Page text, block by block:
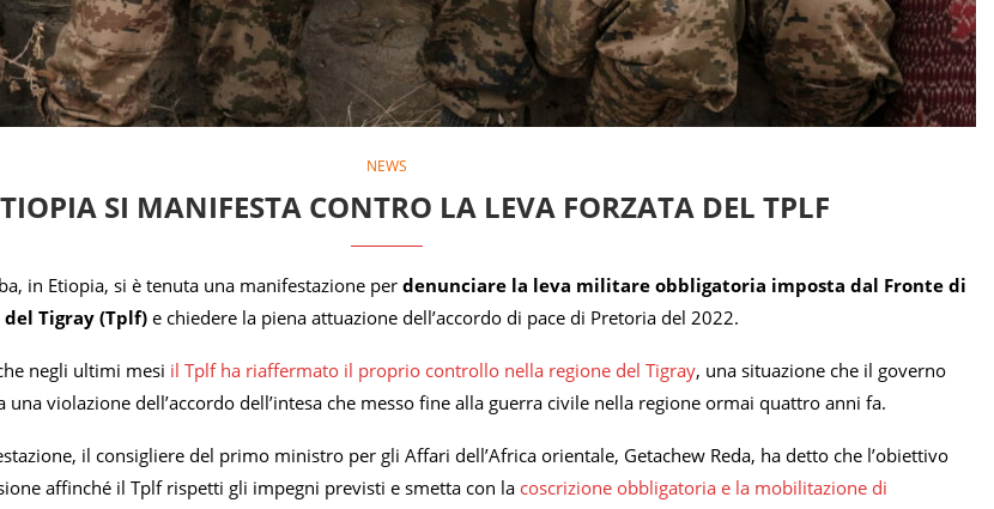
NEWS
SI MANIFESTA CONTRO LA LEVA FORZATA DEL TPLF
in Etiopia, si è tenuta una manifestazione per denunciare la leva militare obbligatoria imposta dal Fronte di
Tigray (Tplf) e chiedere la piena attuazione dell’accordo di pace di Pretoria del 2022.
negli ultimi mesi il Tplf ha riaffermato il proprio controllo nella regione del Tigray, una situazione che il governo
una violazione dell’accordo dell’intesa che messo fine alla guerra civile nella regione ormai quattro anni fa.
il consigliere del primo ministro per gli Affari dell’Africa orientale, Getachew Reda, ha detto che l’obiettivo
affinché il Tplf rispetti gli impegni previsti e smetta con la coscrizione obbligatoria e la mobilitazione di